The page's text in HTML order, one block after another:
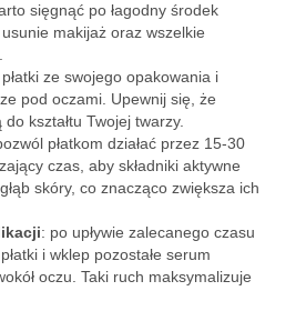
sięgnąć po łagodny środek
makijaż oraz wszelkie
ze swojego opakowania i
pod oczami. Upewnij się, że
kształtu Twojej twarzy.
płatkom działać przez 15-30
czas, aby składniki aktywne
skóry, co znacząco zwiększa ich
: po upływie zalecanego czasu
i wklep pozostałe serum
oczu. Taki ruch maksymalizuje